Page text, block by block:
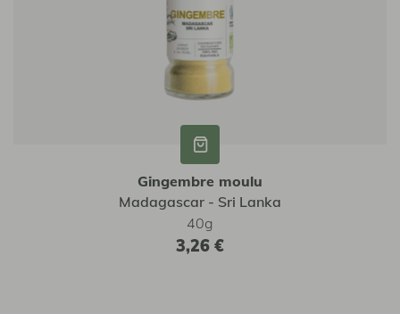
Gingembre moulu
Madagascar - Sri Lanka
40g
3,26 €